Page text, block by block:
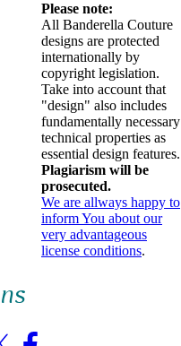
Please note:
All Banderella Couture
designs are protected
internationally by
copyright legislation.
Take into account that
"design" also includes
fundamentally necessary
technical properties as
essential design features.
Plagiarism will be
prosecuted.
We are allways happy to
inform You about our
very advantageous
license conditions.
Facebook